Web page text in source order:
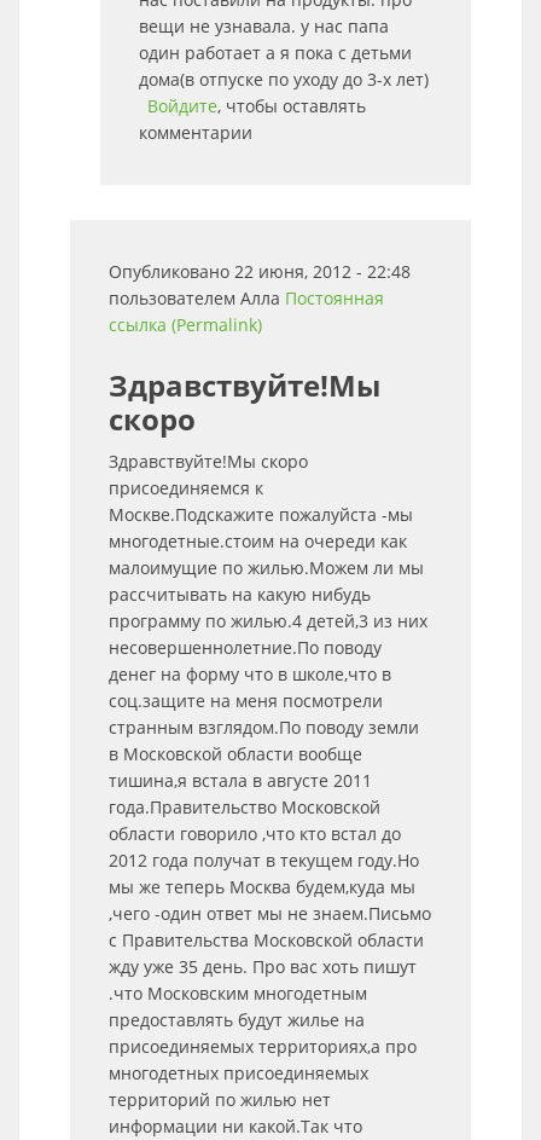
вещи не узнавала. у нас папа
один работает а я пока с детьми
дома(в отпуске по уходу до 3-х лет)
Войдите, чтобы оставлять
комментарии
Опубликовано 22 июня, 2012 - 22:48
пользователем Алла Постоянная
ссылка (Permalink)
Здравствуйте!Мы
скоро
Здравствуйте!Мы скоро
присоединяемся к
Москве.Подскажите пожалуйста -мы
многодетные.стоим на очереди как
малоимущие по жилью.Можем ли мы
рассчитывать на какую нибудь
программу по жилью.4 детей,3 из них
несовершеннолетние.По поводу
денег на форму что в школе,что в
соц.защите на меня посмотрели
странным взглядом.По поводу земли
в Московской области вообще
тишина,я встала в августе 2011
года.Правительство Московской
области говорило ,что кто встал до
2012 года получат в текущем году.Но
мы же теперь Москва будем,куда мы
,чего -один ответ мы не знаем.Письмо
с Правительства Московской области
жду уже 35 день. Про вас хоть пишут
.что Московским многодетным
предоставлять будут жилье на
присоединяемых территориях,а про
многодетных присоединяемых
территорий по жилью нет
информации ни какой.Так что